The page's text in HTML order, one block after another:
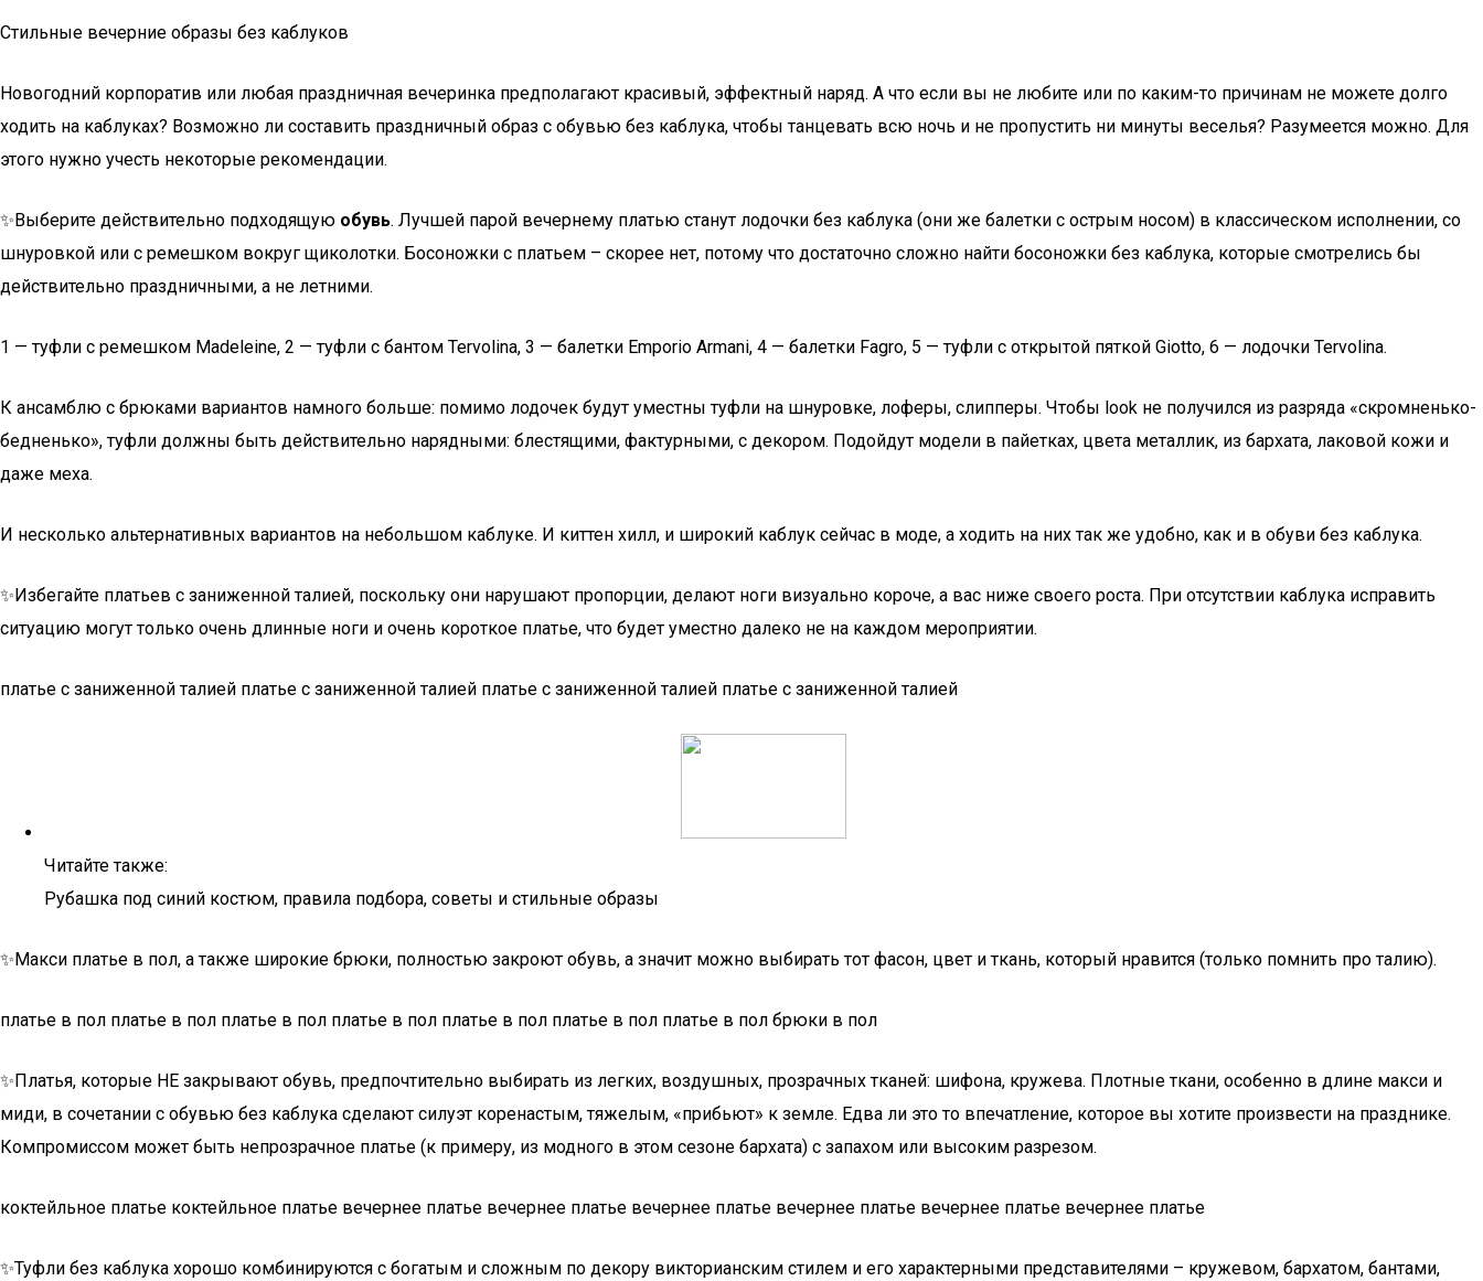
Стильные вечерние образы без каблуков
Новогодний корпоратив или любая праздничная вечеринка предполагают красивый, эффектный наряд. А что если вы не любите или по каким-то причинам не можете долго
ходить на каблуках? Возможно ли составить праздничный образ с обувью без каблука, чтобы танцевать всю ночь и не пропустить ни минуты веселья? Разумеется можно. Для
этого нужно учесть некоторые рекомендации.
✨Выберите действительно подходящую обувь. Лучшей парой вечернему платью станут лодочки без каблука (они же балетки с острым носом) в классическом исполнении, со
шнуровкой или с ремешком вокруг щиколотки. Босоножки с платьем – скорее нет, потому что достаточно сложно найти босоножки без каблука, которые смотрелись бы
действительно праздничными, а не летними.
1 — туфли с ремешком Madeleine, 2 — туфли с бантом Tervolina, 3 — балетки Emporio Armani, 4 — балетки Fagro, 5 — туфли с открытой пяткой Giotto, 6 — лодочки Tervolina.
К ансамблю с брюками вариантов намного больше: помимо лодочек будут уместны туфли на шнуровке, лоферы, слипперы. Чтобы look не получился из разряда «скромненько-
бедненько», туфли должны быть действительно нарядными: блестящими, фактурными, с декором. Подойдут модели в пайетках, цвета металлик, из бархата, лаковой кожи и
даже меха.
И несколько альтернативных вариантов на небольшом каблуке. И киттен хилл, и широкий каблук сейчас в моде, а ходить на них так же удобно, как и в обуви без каблука.
✨Избегайте платьев с заниженной талией, поскольку они нарушают пропорции, делают ноги визуально короче, а вас ниже своего роста. При отсутствии каблука исправить
ситуацию могут только очень длинные ноги и очень короткое платье, что будет уместно далеко не на каждом мероприятии.
платье с заниженной талией платье с заниженной талией платье с заниженной талией платье с заниженной талией
Читайте также:
Рубашка под синий костюм, правила подбора, советы и стильные образы
✨Макси платье в пол, а также широкие брюки, полностью закроют обувь, а значит можно выбирать тот фасон, цвет и ткань, который нравится (только помнить про талию).
платье в пол платье в пол платье в пол платье в пол платье в пол платье в пол платье в пол брюки в пол
✨Платья, которые НЕ закрывают обувь, предпочтительно выбирать из легких, воздушных, прозрачных тканей: шифона, кружева. Плотные ткани, особенно в длине макси и
миди, в сочетании с обувью без каблука сделают силуэт коренастым, тяжелым, «прибьют» к земле. Едва ли это то впечатление, которое вы хотите произвести на празднике.
Компромиссом может быть непрозрачное платье (к примеру, из модного в этом сезоне бархата) с запахом или высоким разрезом.
коктейльное платье коктейльное платье вечернее платье вечернее платье вечернее платье вечернее платье вечернее платье вечернее платье
✨Туфли без каблука хорошо комбинируются с богатым и сложным по декору викторианским стилем и его характерными представителями – кружевом, бархатом, бантами,